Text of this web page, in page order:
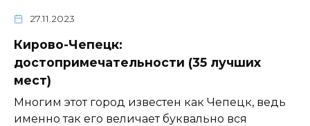
27.11.2023
Кирово-Чепецк:
достопримечательности (35 лучших
мест)
Многим этот город известен как Чепецк, ведь
именно так его величает буквально вся